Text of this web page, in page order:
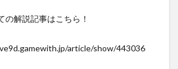
解説記事はこちら！
article/show/443036